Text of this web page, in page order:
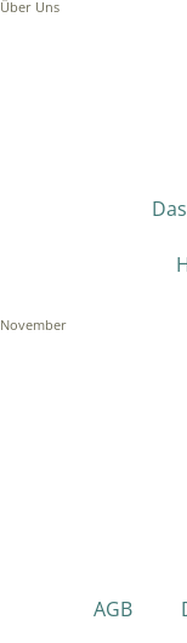
Über Uns
November
AGB